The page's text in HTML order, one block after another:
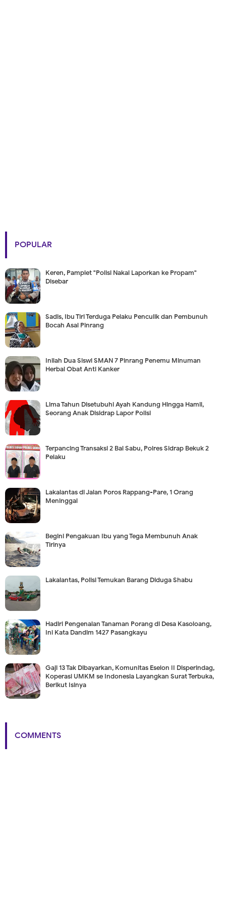
POPULAR
Keren, Pamplet "Polisi Nakal Laporkan ke Propam"
Disebar
Sadis, Ibu Tiri Terduga Pelaku Penculik dan Pembunuh
Bocah Asal Pinrang
Inilah Dua Siswi SMAN 7 Pinrang Penemu Minuman
Herbal Obat Anti Kanker
Lima Tahun Disetubuhi Ayah Kandung Hingga Hamil,
Seorang Anak Disidrap Lapor Polisi
Terpancing Transaksi 2 Bal Sabu, Polres Sidrap Bekuk 2
Pelaku
Lakalantas di Jalan Poros Rappang-Pare, 1 Orang
Meninggal
Begini Pengakuan Ibu yang Tega Membunuh Anak
Tirinya
Lakalantas, Polisi Temukan Barang Diduga Shabu
Hadiri Pengenalan Tanaman Porang di Desa Kasoloang,
Ini Kata Dandim 1427 Pasangkayu
Gaji 13 Tak Dibayarkan, Komunitas Eselon II Disperindag,
Koperasi UMKM se Indonesia Layangkan Surat Terbuka,
Berikut Isinya
COMMENTS